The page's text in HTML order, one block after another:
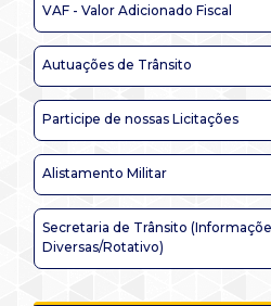
VAF - Valor Adicionado Fiscal
Autuações de Trânsito
Participe de nossas Licitações
Alistamento Militar
Secretaria de Trânsito
Diversas/Rotativo)